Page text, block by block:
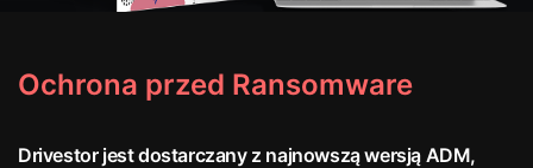
Ochrona przed Ransomware
Drivestor jest dostarczany z najnowszą wersją ADM,